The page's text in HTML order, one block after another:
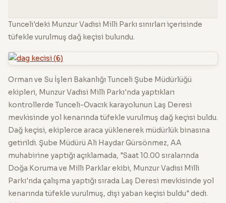
Tunceli'deki Munzur Vadisi Milli Parkı sınırları içerisinde
tüfekle vurulmuş dağ keçisi bulundu.
Orman ve Su İşleri Bakanlığı Tunceli Şube Müdürlüğü
ekipleri, Munzur Vadisi Milli Parkı'nda yaptıkları
kontrollerde Tunceli-Ovacık karayolunun Laş Deresi
mevkisinde yol kenarında tüfekle vurulmuş dağ keçisi buldu.
Dağ keçisi, ekiplerce araca yüklenerek müdürlük binasına
getirildi. Şube Müdürü Ali Haydar Gürsönmez, AA
muhabirine yaptığı açıklamada, "Saat 10.00 sıralarında
Doğa Koruma ve Milli Parklar ekibi, Munzur Vadisi Milli
Parkı'nda çalışma yaptığı sırada Laş Deresi mevkisinde yol
kenarında tüfekle vurulmuş, dişi yaban keçisi buldu" dedi.